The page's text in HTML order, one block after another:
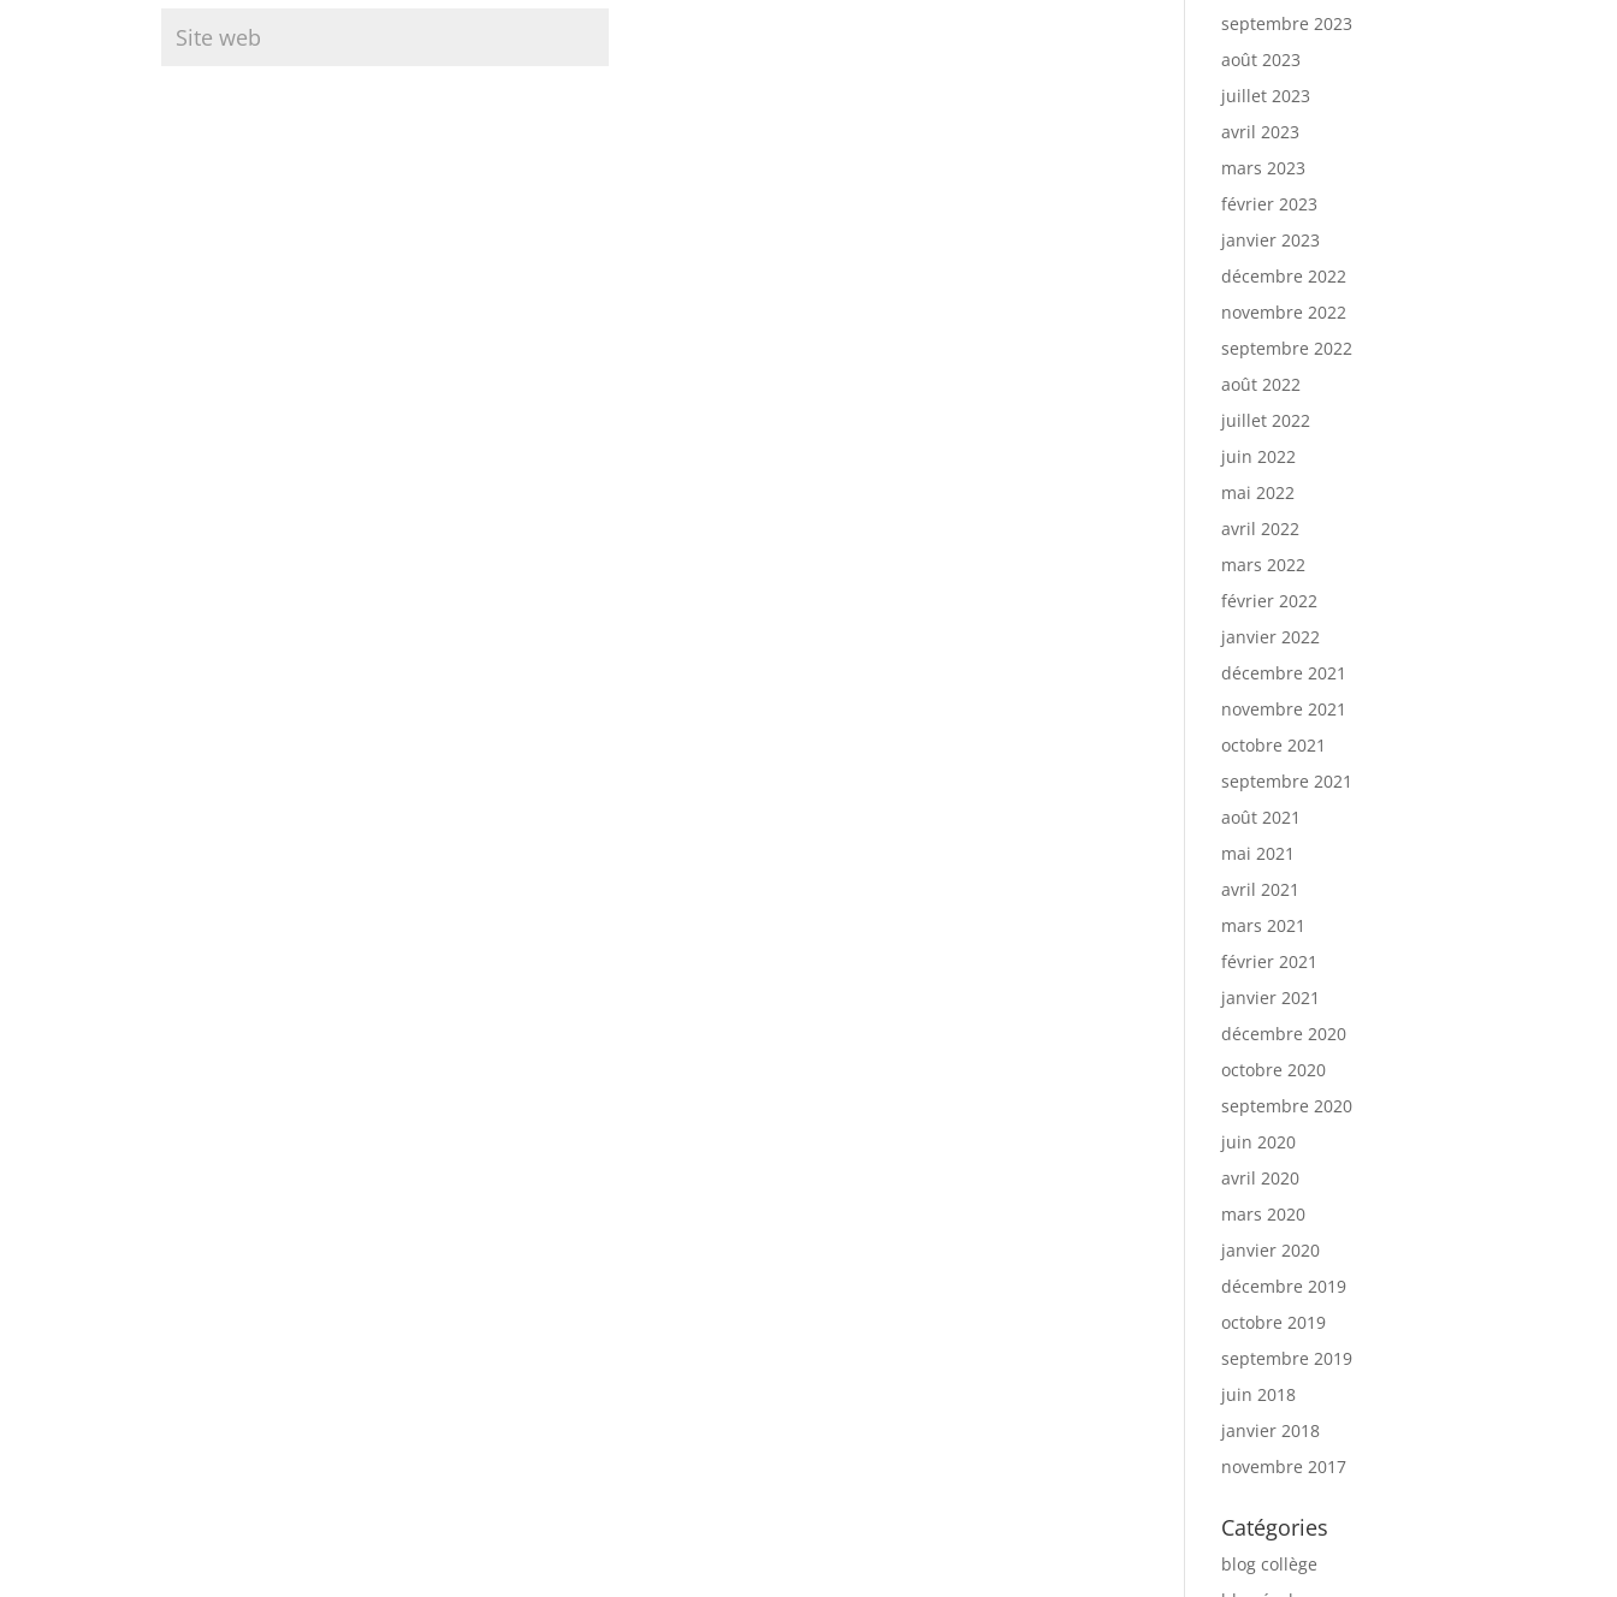
septembre 2023
août 2023
juillet 2023
avril 2023
mars 2023
février 2023
janvier 2023
décembre 2022
novembre 2022
septembre 2022
août 2022
juillet 2022
juin 2022
mai 2022
avril 2022
mars 2022
février 2022
janvier 2022
décembre 2021
novembre 2021
octobre 2021
septembre 2021
août 2021
mai 2021
avril 2021
mars 2021
février 2021
janvier 2021
décembre 2020
octobre 2020
septembre 2020
juin 2020
avril 2020
mars 2020
janvier 2020
décembre 2019
octobre 2019
septembre 2019
juin 2018
janvier 2018
novembre 2017
Catégories
blog collège